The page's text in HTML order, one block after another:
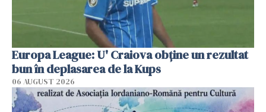
Europa League: U' Craiova obține un rezultat
bun în deplasarea de la Kups
06 AUGUST 2026